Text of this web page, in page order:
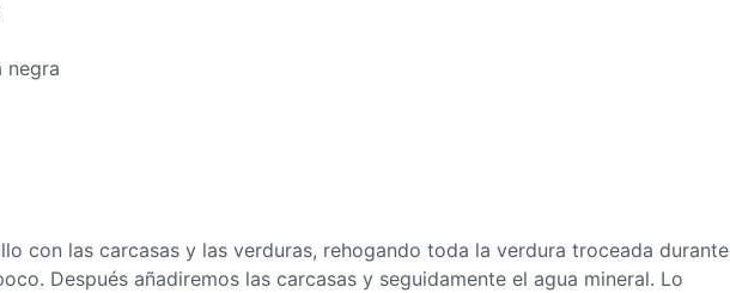
negra
con las carcasas y las verduras, rehogando toda la verdura troceada durante
Después añadiremos las carcasas y seguidamente el agua mineral. Lo